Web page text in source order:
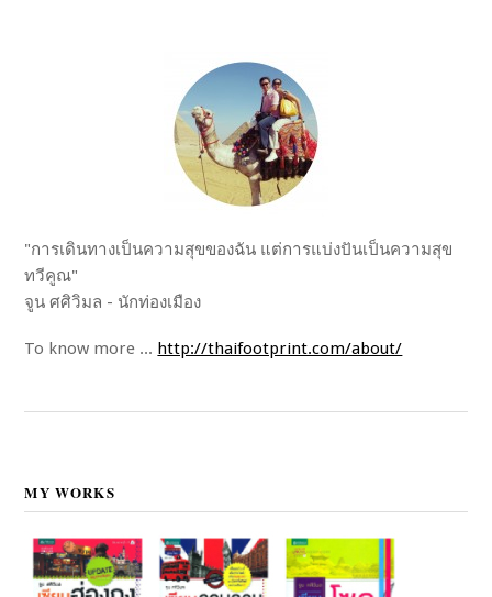
"การเดินทางเป็นความสุขของฉัน แต่การแบ่งปันเป็นความสุข
ทวีคูณ"
จูน ศศิวิมล - นักท่องเมือง
To know more ... http://thaifootprint.com/about/
MY WORKS